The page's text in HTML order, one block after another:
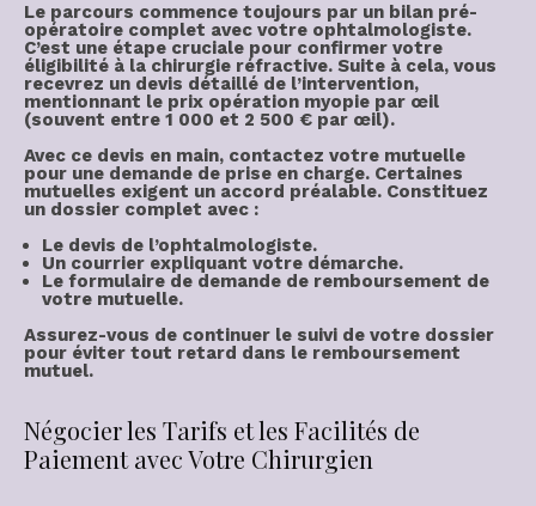
Le parcours commence toujours par un bilan pré-
opératoire complet avec votre ophtalmologiste.
C’est une étape cruciale pour confirmer votre
éligibilité à la chirurgie réfractive. Suite à cela, vous
recevrez un devis détaillé de l’intervention,
mentionnant le prix opération myopie par œil
(souvent entre 1 000 et 2 500 € par œil).
Avec ce devis en main, contactez votre mutuelle
pour une demande de prise en charge. Certaines
mutuelles exigent un accord préalable. Constituez
un dossier complet avec :
Le devis de l’ophtalmologiste.
Un courrier expliquant votre démarche.
Le formulaire de demande de remboursement de
votre mutuelle.
Assurez-vous de continuer le suivi de votre dossier
pour éviter tout retard dans le remboursement
mutuel.
Négocier les Tarifs et les Facilités de
Paiement avec Votre Chirurgien